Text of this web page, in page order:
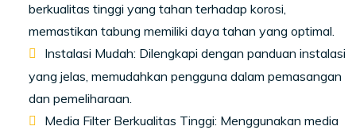
berkualitas tinggi yang tahan terhadap korosi,
memastikan tabung memiliki daya tahan yang optimal.
Instalasi Mudah: Dilengkapi dengan panduan instalasi
yang jelas, memudahkan pengguna dalam pemasangan
dan pemeliharaan.
Media Filter Berkualitas Tinggi: Menggunakan media